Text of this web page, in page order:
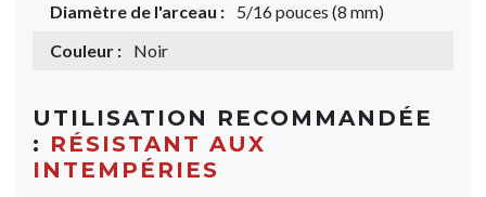
Diamètre de l'arceau :
5/16 pouces (8 mm)
Couleur :
Noir
UTILISATION RECOMMANDÉE
: RÉSISTANT AUX
INTEMPÉRIES